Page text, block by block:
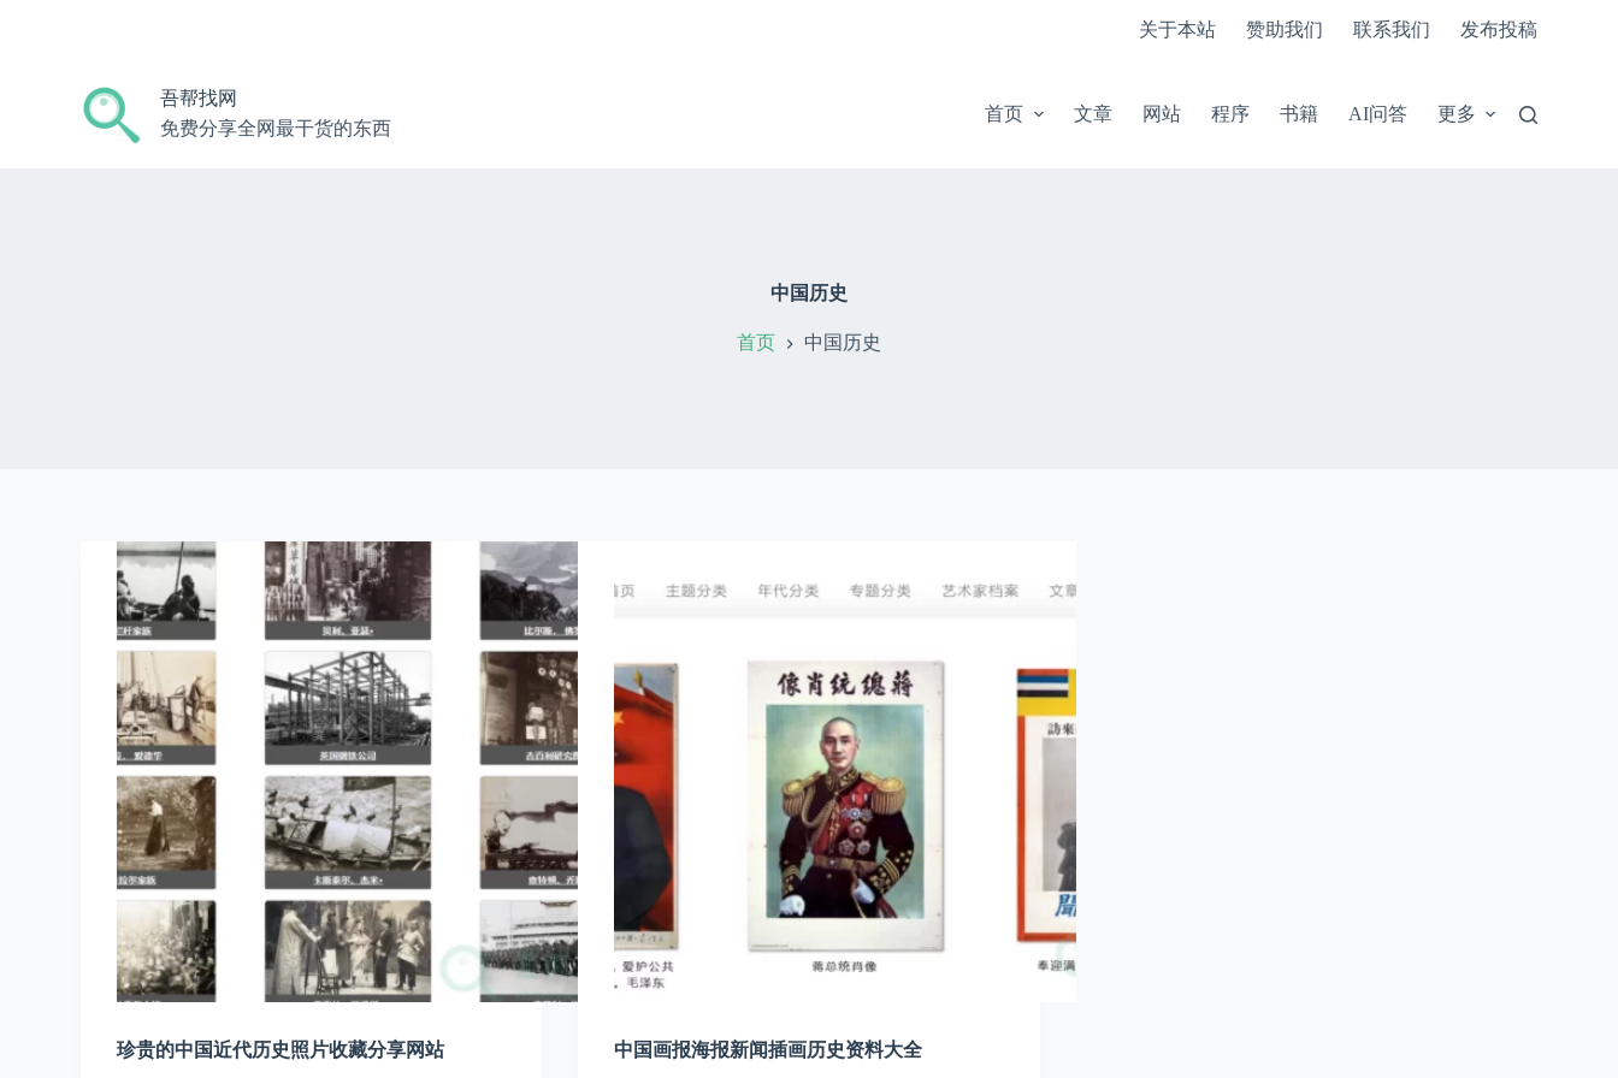
关于本站 赞助我们 联系我们 发布投稿
吾帮找网
免费分享全网最干货的东西
首页 文章 网站 程序 书籍 AI问答 更多
中国历史
首页 中国历史
珍贵的中国近代历史照片收藏分享网站 中国画报海报新闻插画历史资料大全